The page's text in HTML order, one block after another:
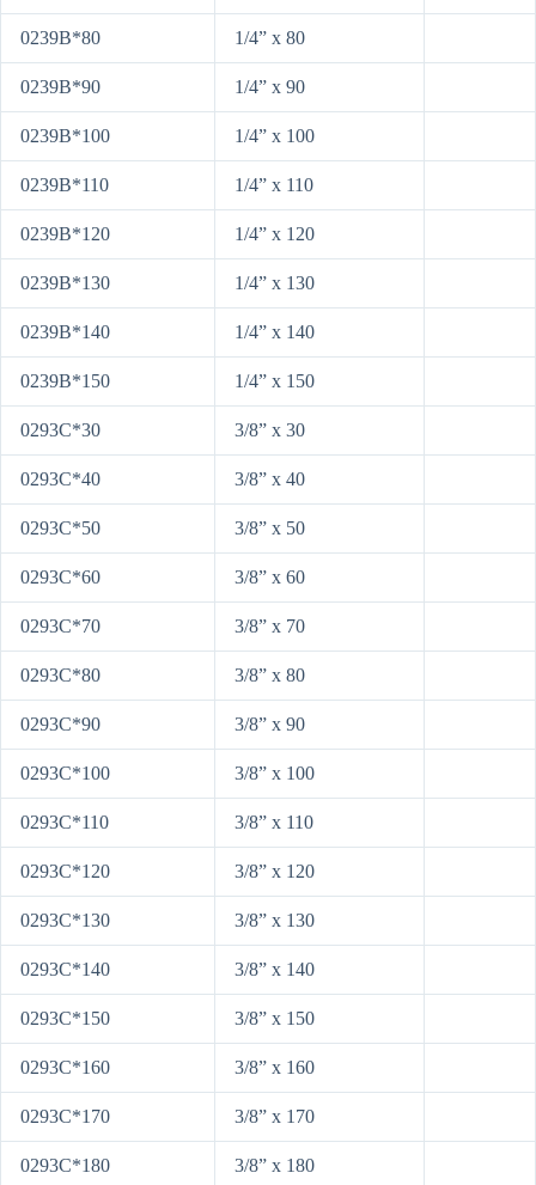
0239B*80 1/4” x 80
0239B*90 1/4” x 90
0239B*100 1/4” x 100
0239B*110 1/4” x 110
0239B*120 1/4” x 120
0239B*130 1/4” x 130
0239B*140 1/4” x 140
0239B*150 1/4” x 150
0293C*30 3/8” x 30
0293C*40 3/8” x 40
0293C*50 3/8” x 50
0293C*60 3/8” x 60
0293C*70 3/8” x 70
0293C*80 3/8” x 80
0293C*90 3/8” x 90
0293C*100 3/8” x 100
0293C*110 3/8” x 110
0293C*120 3/8” x 120
0293C*130 3/8” x 130
0293C*140 3/8” x 140
0293C*150 3/8” x 150
0293C*160 3/8” x 160
0293C*170 3/8” x 170
0293C*180 3/8” x 180